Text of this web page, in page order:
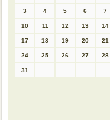
3 4 5 6 7
10 11 12 13 14
17 18 19 20 21
24 25 26 27 28
31